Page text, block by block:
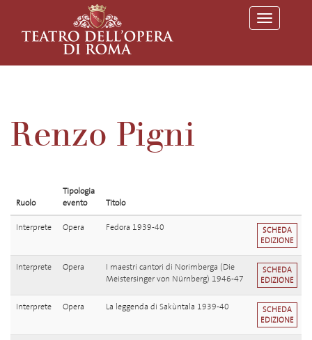
T
o
l
Renzo Pigni
Ruolo
Tipologia
evento
Titolo
Interprete Opera Fedora 1939-40
SCHEDA
EDIZIONE
Interprete Opera
I maestri cantori di Norimberga (Die
Meistersinger von Nürnberg) 1946-47
SCHEDA
EDIZIONE
Interprete Opera La leggenda di Sakùntala 1939-40
SCHEDA
EDIZIONE